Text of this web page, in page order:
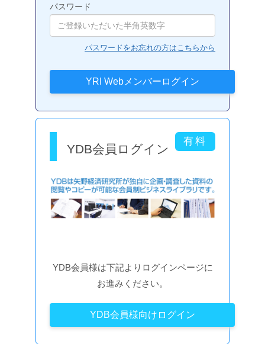
パスワード
パスワードをお忘れの方はこちらから
YDB会員ログイン
YDB会員様は下記よりログインページに
お進みください。
YDB会員様向けログイン